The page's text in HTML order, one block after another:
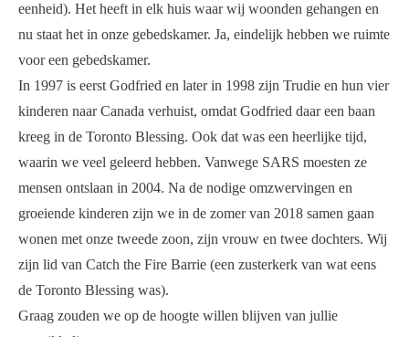
eenheid). Het heeft in elk huis waar wij woonden gehangen en
nu staat het in onze gebedskamer. Ja, eindelijk hebben we ruimte
voor een gebedskamer.
In 1997 is eerst Godfried en later in 1998 zijn Trudie en hun vier
kinderen naar Canada verhuist, omdat Godfried daar een baan
kreeg in de Toronto Blessing. Ook dat was een heerlijke tijd,
waarin we veel geleerd hebben. Vanwege SARS moesten ze
mensen ontslaan in 2004. Na de nodige omzwervingen en
groeiende kinderen zijn we in de zomer van 2018 samen gaan
wonen met onze tweede zoon, zijn vrouw en twee dochters. Wij
zijn lid van Catch the Fire Barrie (een zusterkerk van wat eens
de Toronto Blessing was).
Graag zouden we op de hoogte willen blijven van jullie